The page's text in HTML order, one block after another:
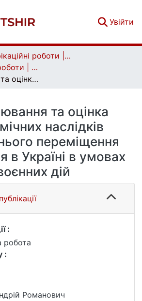
Увійти
Кваліфікаційні роботи | Qualifying works
Магістерські роботи | Master's theses
Моделювання та оцінка економічних наслідків внутрішнього переміщення населення в Україні в умовах воєнних дій
та оцінка
наслідків
переміщення
в Україні в умовах
дій
:
робота
:
Романович